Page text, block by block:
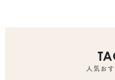
人気お